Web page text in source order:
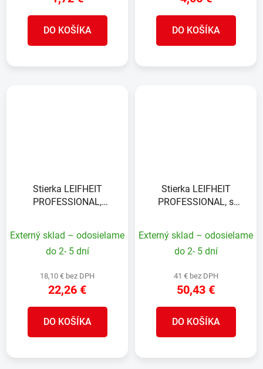
DO KOŠÍKA DO KOŠÍKA
Stierka LEIFHEIT
PROFESSIONAL,
Externý sklad – odosielame
do 2- 5 dní
18,10 € bez DPH
22,26 €
DO KOŠÍKA
Stierka LEIFHEIT
PROFESSIONAL, s
Externý sklad – odosielame
do 2- 5 dní
41 € bez DPH
50,43 €
DO KOŠÍKA